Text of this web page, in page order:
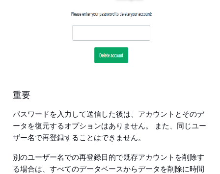
重要
パスワードを入力して送信した後は、アカウントとそのデ
ータを復元するオプションはありません。 また、同じユー
ザー名で再登録することはできません。
別のユーザー名での再登録目的で既存アカウントを削除す
る場合は、すべてのデータベースからデータを削除に時間